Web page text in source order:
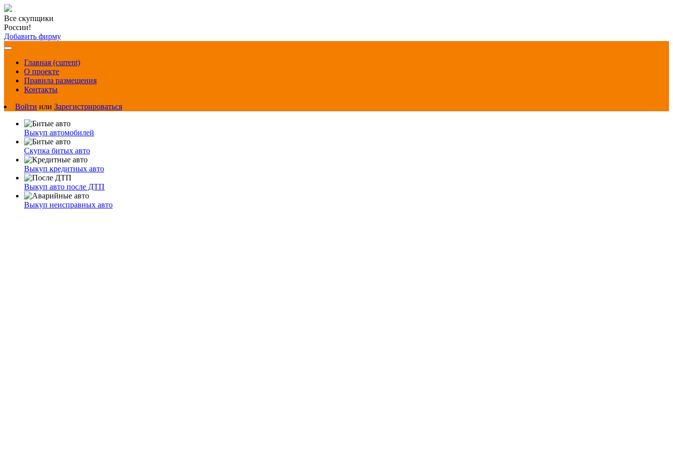
Все скупщики
России!
Добавить фирму
Главная (current)
О проекте
Правила размещения
Контакты
Войти или Зарегистрироваться
Выкуп автомобилей
Скупка битых авто
Выкуп кредитных авто
Выкуп авто после ДТП
Выкуп неисправных авто